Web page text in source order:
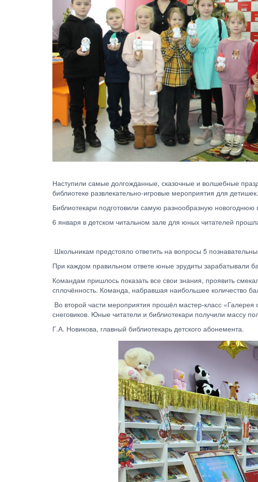
Наступили самые долгожданные, сказочные и волшебные
библиотеке развлекательно-игровые мероприятия для детишек.
Библиотекари подготовили самую разнообразную
6 января в детском читальном зале для юных читателей
Школьникам предстояло ответить на вопросы 5
При каждом правильном ответе юные эрудиты зарабатывали
Командам пришлось показать все свои знания, проявить
сплочённость. Команда, набравшая наибольшее количество
Во второй части мероприятия прошёл мастер-класс «Галерея
снеговиков. Юные читатели и библиотекари получили массу
Г.А. Новикова, главный библиотекарь детского абонемента.